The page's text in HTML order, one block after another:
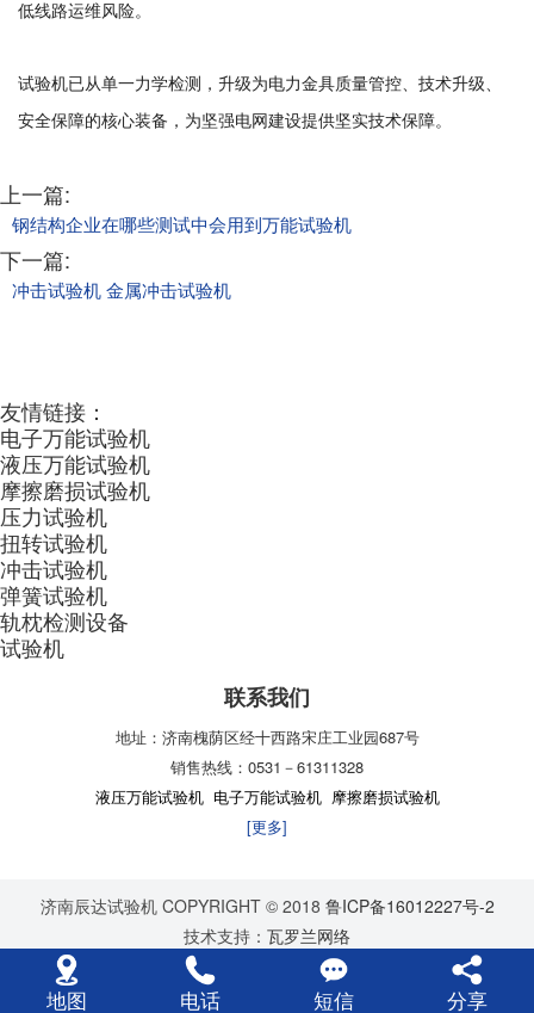
低线路运维风险。
试验机已从单一力学检测，升级为电力金具质量管控、技术升级、
安全保障的核心装备，为坚强电网建设提供坚实技术保障。
上一篇:
钢结构企业在哪些测试中会用到万能试验机
下一篇:
冲击试验机 金属冲击试验机
友情链接：
电子万能试验机
液压万能试验机
摩擦磨损试验机
压力试验机
扭转试验机
冲击试验机
弹簧试验机
轨枕检测设备
试验机
联系我们
地址：济南槐荫区经十西路宋庄工业园687号
销售热线：0531－61311328
液压万能试验机 电子万能试验机 摩擦磨损试验机
[更多]
济南辰达试验机 COPYRIGHT © 2018 鲁ICP备16012227号-2
技术支持： 瓦罗兰网络
地图 电话 短信 分享